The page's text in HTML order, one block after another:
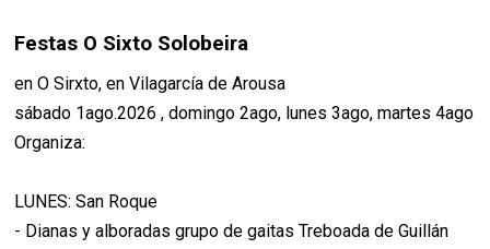
Festas O Sixto Solobeira
en O Sirxto, en Vilagarcía de Arousa
sábado 1ago.2026 , domingo 2ago, lunes 3ago, martes 4ago
Organiza:
LUNES: San Roque
- Dianas y alboradas grupo de gaitas Treboada de Guillán